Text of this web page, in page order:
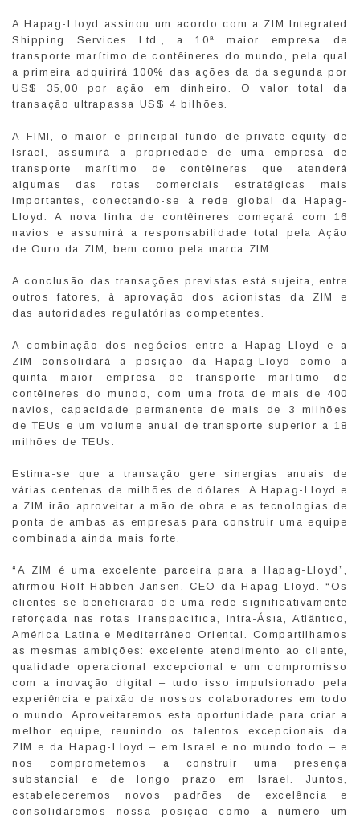
A Hapag-Lloyd assinou um acordo com a ZIM Integrated
Shipping Services Ltd., a 10ª maior empresa de
transporte marítimo de contêineres do mundo, pela qual
a primeira adquirirá 100% das ações da da segunda por
US$ 35,00 por ação em dinheiro. O valor total da
transação ultrapassa US$ 4 bilhões.
A FIMI, o maior e principal fundo de private equity de
Israel, assumirá a propriedade de uma empresa de
transporte marítimo de contêineres que atenderá
algumas das rotas comerciais estratégicas mais
importantes, conectando-se à rede global da Hapag-
Lloyd. A nova linha de contêineres começará com 16
navios e assumirá a responsabilidade total pela Ação
de Ouro da ZIM, bem como pela marca ZIM.
A conclusão das transações previstas está sujeita, entre
outros fatores, à aprovação dos acionistas da ZIM e
das autoridades regulatórias competentes.
A combinação dos negócios entre a Hapag-Lloyd e a
ZIM consolidará a posição da Hapag-Lloyd como a
quinta maior empresa de transporte marítimo de
contêineres do mundo, com uma frota de mais de 400
navios, capacidade permanente de mais de 3 milhões
de TEUs e um volume anual de transporte superior a 18
milhões de TEUs.
Estima-se que a transação gere sinergias anuais de
várias centenas de milhões de dólares. A Hapag-Lloyd e
a ZIM irão aproveitar a mão de obra e as tecnologias de
ponta de ambas as empresas para construir uma equipe
combinada ainda mais forte.
“A ZIM é uma excelente parceira para a Hapag-Lloyd”,
afirmou Rolf Habben Jansen, CEO da Hapag-Lloyd. “Os
clientes se beneficiarão de uma rede significativamente
reforçada nas rotas Transpacífica, Intra-Ásia, Atlântico,
América Latina e Mediterrâneo Oriental. Compartilhamos
as mesmas ambições: excelente atendimento ao cliente,
qualidade operacional excepcional e um compromisso
com a inovação digital – tudo isso impulsionado pela
experiência e paixão de nossos colaboradores em todo
o mundo. Aproveitaremos esta oportunidade para criar a
melhor equipe, reunindo os talentos excepcionais da
ZIM e da Hapag-Lloyd – em Israel e no mundo todo – e
nos comprometemos a construir uma presença
substancial e de longo prazo em Israel. Juntos,
estabeleceremos novos padrões de excelência e
consolidaremos nossa posição como a número um